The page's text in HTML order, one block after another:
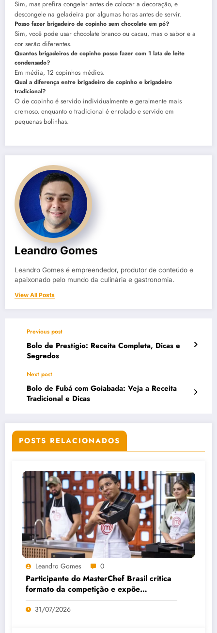
Sim, mas prefira congelar antes de colocar a decoração, e
descongele na geladeira por algumas horas antes de servir.
Posso fazer brigadeiro de copinho sem chocolate em pó?
Sim, você pode usar chocolate branco ou cacau, mas o sabor e a
cor serão diferentes.
Quantos brigadeiros de copinho posso fazer com 1 lata de leite
condensado?
Em média, 12 copinhos médios.
Qual a diferença entre brigadeiro de copinho e brigadeiro
tradicional?
O de copinho é servido individualmente e geralmente mais
cremoso, enquanto o tradicional é enrolado e servido em
pequenas bolinhas.
Leandro Gomes
Leandro Gomes é empreendedor, produtor de conteúdo e
apaixonado pelo mundo da culinária e gastronomia.
View All Posts
Previous post
Bolo de Prestígio: Receita Completa, Dicas e
Segredos
Next post
Bolo de Fubá com Goiabada: Veja a Receita
Tradicional e Dicas
POSTS RELACIONADOS
Leandro Gomes 0
Participante do MasterChef Brasil critica
formato da competição e expõe
bastidores
31/07/2026